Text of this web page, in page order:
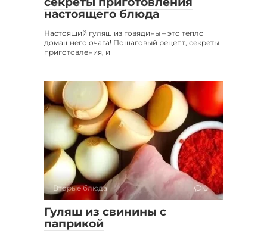
настоящего блюда
Настоящий гуляш из говядины – это тепло
домашнего очага! Пошаговый рецепт, секреты
приготовления, и
Вторые блюда 0
Гуляш из свинины с
паприкой